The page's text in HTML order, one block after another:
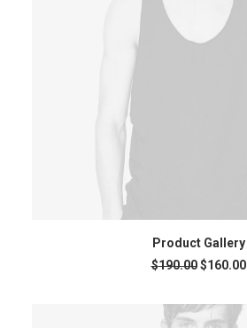
ADD TO CART
Product Gallery
$190.00 $160.00